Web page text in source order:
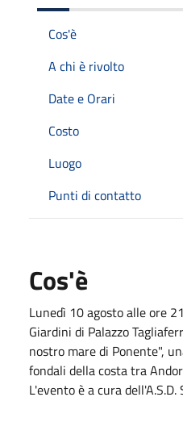
Cos'è
A chi è rivolto
Date e Orari
Costo
Luogo
Punti di contatto
Cos'è
Lunedì 10 agosto alle ore
Giardini di Palazzo
nostro mare di Ponente",
fondali della costa tra
L'evento è a cura